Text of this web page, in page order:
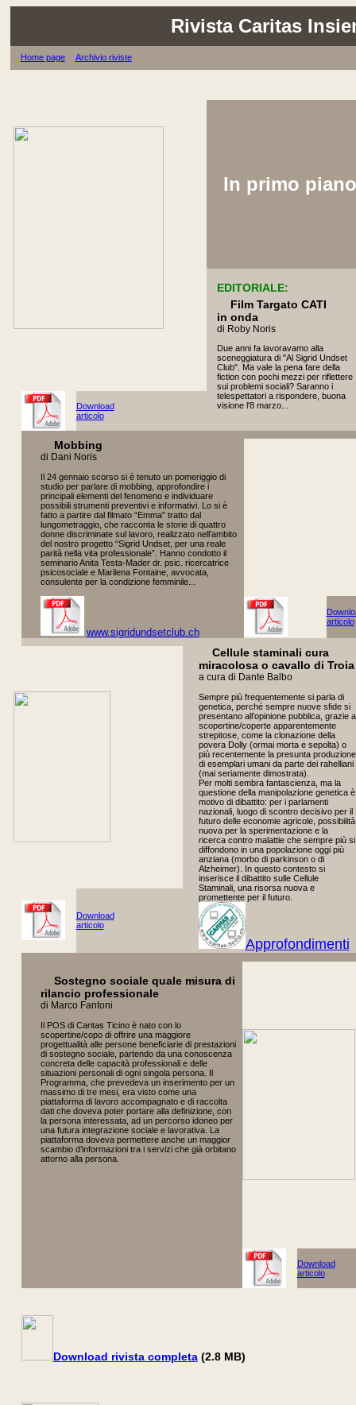
Rivista Caritas
Home page Archivio riviste
In primo piano
EDITORIALE:
Film Targato CATI
in onda
di Roby Noris
Due anni fa lavoravamo alla
sceneggiatura di "Al Sigrid Undset
Club". Ma vale la pena fare della
fiction con pochi mezzi per riflettere
sui problemi sociali? Saranno i
telespettatori a rispondere, buona
visione l'8 marzo...
Download
articolo
Mobbing
di Dani Noris
Il 24 gennaio scorso si è tenuto un pomeriggio di
studio per parlare di mobbing, approfondire i
principali elementi del fenomeno e individuare
possibili strumenti preventivi e informativi. Lo si è
fatto a partire dal filmato “Emma” tratto dal
lungometraggio, che racconta le storie di quattro
donne discriminate sul lavoro, realizzato nell’ambito
del nostro progetto “Sigrid Undset, per una reale
parità nella vita professionale”. Hanno condotto il
seminario Anita Testa-Mader dr. psic. ricercatrice
psicosociale e Marilena Fontaine, avvocata,
consulente per la condizione femminile...
www.sigridundsetclub.ch
articolo
Cellule staminali cura
miracolosa o cavallo di Troia
a cura di Dante Balbo
Sempre più frequentemente si parla di
genetica, perché sempre nuove sfide si
presentano all’opinione pubblica, grazie a
scopertine/coperte apparentemente
strepitose, come la clonazione della
povera Dolly (ormai morta e sepolta) o
più recentemente la presunta produzione
di esemplari umani da parte dei rahelliani
(mai seriamente dimostrata).
Per molti sembra fantascienza, ma la
questione della manipolazione genetica è
motivo di dibattito: per i parlamenti
nazionali, luogo di scontro decisivo per il
futuro delle economie agricole, possibilità
nuova per la sperimentazione e la
ricerca contro malattie che sempre più si
diffondono in una popolazione oggi più
anziana (morbo di parkinson o di
Alzheimer). In questo contesto si
inserisce il dibattito sulle Cellule
Staminali, una risorsa nuova e
promettente per il futuro.
Approfondimenti
Download
articolo
Sostegno sociale quale misura di
rilancio professionale
di Marco Fantoni
Il POS di Caritas Ticino è nato con lo
scopertine/copo di offrire una maggiore
progettualità alle persone beneficiarie di prestazioni
di sostegno sociale, partendo da una conoscenza
concreta delle capacità professionali e delle
situazioni personali di ogni singola persona. Il
Programma, che prevedeva un inserimento per un
massimo di tre mesi, era visto come una
piattaforma di lavoro accompagnato e di raccolta
dati che doveva poter portare alla definizione, con
la persona interessata, ad un percorso idoneo per
una futura integrazione sociale e lavorativa. La
piattaforma doveva permettere anche un maggior
scambio d’informazioni tra i servizi che già orbitano
attorno alla persona.
Download
articolo
Download rivista completa(2.8 MB)